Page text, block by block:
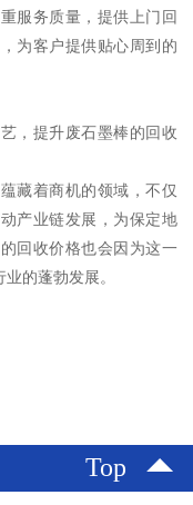
服务质量，提供上门回
为客户提供贴心周到的
，提升废石墨棒的回收
藏着商机的领域，不仅
产业链发展，为保定地
回收价格也会因为这一
的蓬勃发展。
Top